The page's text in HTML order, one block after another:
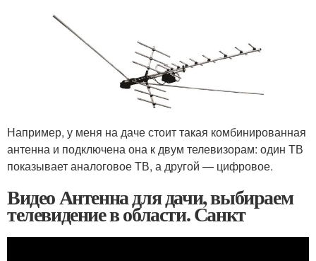
Например, у меня на даче стоит такая комбинированная
антенна и подключена она к двум телевизорам: один ТВ
показывает аналоговое ТВ, а другой — цифровое.
Видео Антенна для дачи, выбираем
телевидение в области. Санкт